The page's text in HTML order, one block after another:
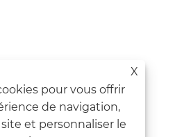
X
pour vous offrir
de navigation,
et personnaliser le